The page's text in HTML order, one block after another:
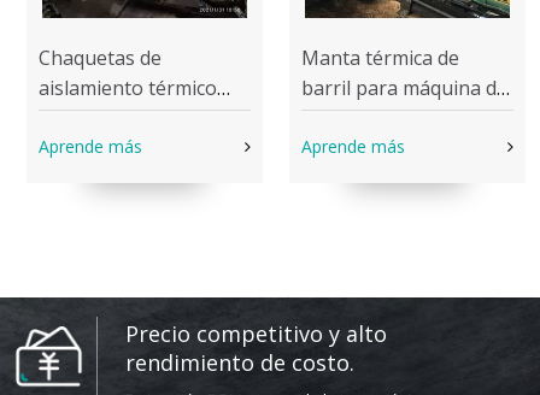
Chaquetas de
aislamiento térmico
para máquina de
moldeo por inyección
Aprende más
Manta térmica de
barril para máquina de
moldeo por inyección
Aprende más
Precio competitivo y alto
rendimiento de costo.